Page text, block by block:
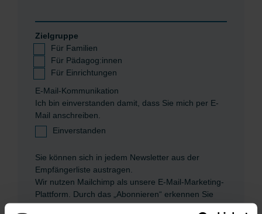
Zielgruppe
Für Familien
Für Pädagog:innen
Für Einrichtungen
E-Mail-Kommunikation
Ich bin einverstanden damit, dass Sie mich per E-
Mail anschreiben.
Einverstanden
Sie können sich in jedem Newsletter aus der
Empfängerliste austragen.
Wir nutzen Mailchimp als unsere E-Mail-Marketing-
Plattform. Durch das „Abonnieren“ erkennen Sie
an, dass Ihre Daten zur Verarbeitung an Mailchimp